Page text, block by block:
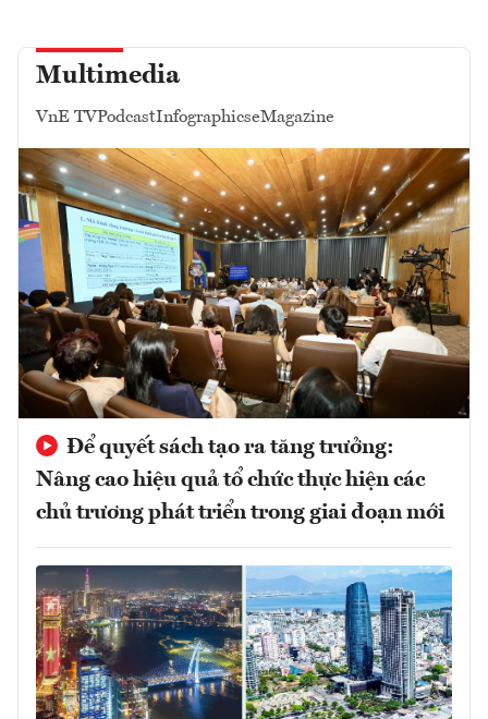
Multimedia
VnE TVPodcastInfographicseMagazine
Để quyết sách tạo ra tăng trưởng:
Nâng cao hiệu quả tổ chức thực hiện các
chủ trương phát triển trong giai đoạn mới